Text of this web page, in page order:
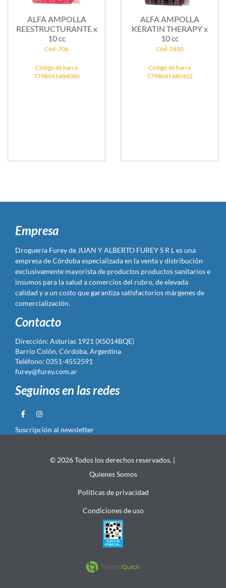
ALFA AMPOLLA
REESTRUCTURANTE x
10 cc
Cód: 706
Código de barra
7798041484080
ALFA AMPOLLA
KERATIN THERAPY x
10 cc
Cód: 2850
Código de barra
7798041480402
Empresa
Droguería Furey de JUAN Y ALBERTO FUREY S R L es una
empresa de Córdoba especializada en la venta y distribución
exclusivamente mayorista de productos productos sanitarios e
insumos para la salud a comercios del rubro, de elevada
calidad y a un costo que garantiza satisfactorios márgenes de
comercialización.
Contacto
Dirección: Asturias 1921 (X5014BQE)
Barrio Colón, Córdoba, Argentina
Teléfono: 0351-4552591
furey@furey.com.ar
Seguinos en las redes
Suscripción al newsletter
© 2026 Todos los derechos reservados. |
Quienes Somos
Politicas de privacidad
Condiciones de uso